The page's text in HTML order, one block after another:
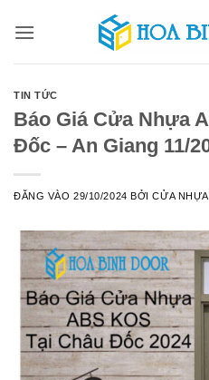
qua
TIN TỨC
Báo Giá Cửa Nhựa
Đốc – An Giang 11/
ĐĂNG VÀO29/10/2024 BỞICỬA